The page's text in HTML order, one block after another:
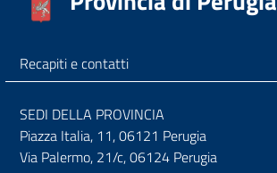
Recapiti e contatti
SEDI DELLA PROVINCIA
Piazza Italia, 11, 06121 Perugia
Via Palermo, 21/c, 06124 Perugia